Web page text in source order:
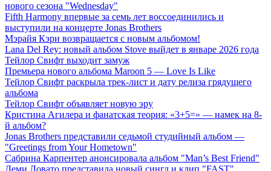
нового сезона "Wednesday"
Fifth Harmony впервые за семь лет воссоединились и
выступили на концерте Jonas Brothers
Мэрайя Кэри возвращается с новым альбомом!
Lana Del Rey: новый альбом Stove выйдет в январе 2026 года
Тейлор Свифт выходит замуж
Премьера нового альбома Maroon 5 — Love Is Like
Тейлор Свифт раскрыла трек-лист и дату релиза грядущего
альбома
Тейлор Свифт объявляет новую эру
Кристина Агилера и фанатская теория: «3+5=» — намек на 8-
й альбом?
Jonas Brothers представили седьмой студийный альбом —
"Greetings from Your Hometown"
Сабрина Карпентер анонсировала альбом "Man’s Best Friend"
Деми Ловато представила новый сингл и клип "FAST"